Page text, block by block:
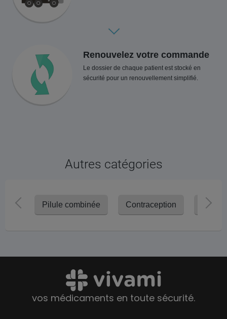
Renouvelez votre commande
Le dossier de chaque patient est stocké en
sécurité pour un renouvellement simplifié.
Autres catégories
Pilule combinée Contraception
vos médicaments en toute sécurité.